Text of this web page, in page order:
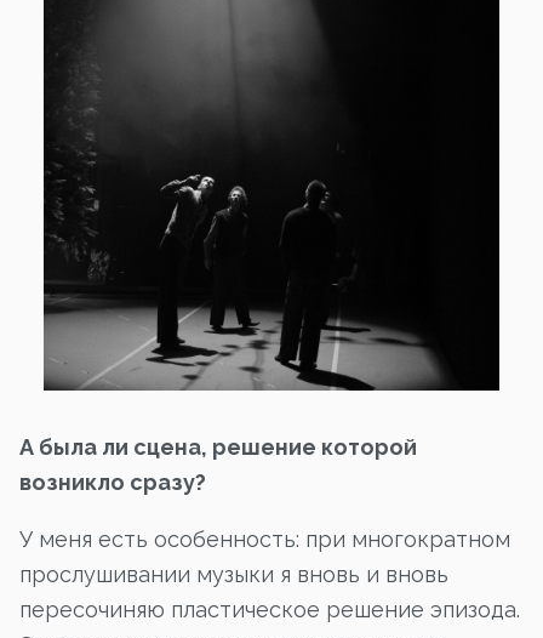
А была ли сцена, решение которой
возникло сразу?
У меня есть особенность: при многократном
прослушивании музыки я вновь и вновь
пересочиняю пластическое решение эпизода.